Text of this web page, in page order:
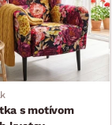
s motívom